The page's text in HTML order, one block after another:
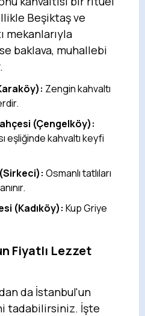
Beşiktaş ve
mekanlarıyla
baklava, muhallebi
Zengin kahvaltı
(Çengelköy):
eşliğinde kahvaltı keyfi
Osmanlı tatlıları
(Kadıköy): Kup Griye
Fiyatlı Lezzet
da İstanbul'un
tadabilirsiniz. İşte